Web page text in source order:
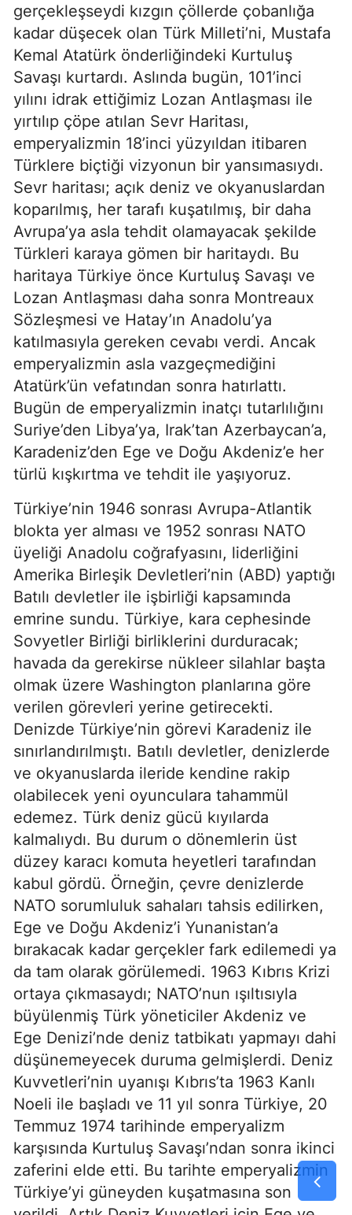
gerçekleşseydi kızgın çöllerde çobanlığa
kadar düşecek olan Türk Milleti’ni, Mustafa
Kemal Atatürk önderliğindeki Kurtuluş
Savaşı kurtardı. Aslında bugün, 101’inci
yılını idrak ettiğimiz Lozan Antlaşması ile
yırtılıp çöpe atılan Sevr Haritası,
emperyalizmin 18’inci yüzyıldan itibaren
Türklere biçtiği vizyonun bir yansımasıydı.
Sevr haritası; açık deniz ve okyanuslardan
koparılmış, her tarafı kuşatılmış, bir daha
Avrupa’ya asla tehdit olamayacak şekilde
Türkleri karaya gömen bir haritaydı. Bu
haritaya Türkiye önce Kurtuluş Savaşı ve
Lozan Antlaşması daha sonra Montreaux
Sözleşmesi ve Hatay’ın Anadolu’ya
katılmasıyla gereken cevabı verdi. Ancak
emperyalizmin asla vazgeçmediğini
Atatürk’ün vefatından sonra hatırlattı.
Bugün de emperyalizmin inatçı tutarlılığını
Suriye’den Libya’ya, Irak’tan Azerbaycan’a,
Karadeniz’den Ege ve Doğu Akdeniz’e her
türlü kışkırtma ve tehdit ile yaşıyoruz.
Türkiye’nin 1946 sonrası Avrupa-Atlantik
blokta yer alması ve 1952 sonrası NATO
üyeliği Anadolu coğrafyasını, liderliğini
Amerika Birleşik Devletleri’nin (ABD) yaptığı
Batılı devletler ile işbirliği kapsamında
emrine sundu. Türkiye, kara cephesinde
Sovyetler Birliği birliklerini durduracak;
havada da gerekirse nükleer silahlar başta
olmak üzere Washington planlarına göre
verilen görevleri yerine getirecekti.
Denizde Türkiye’nin görevi Karadeniz ile
sınırlandırılmıştı. Batılı devletler, denizlerde
ve okyanuslarda ileride kendine rakip
olabilecek yeni oyunculara tahammül
edemez. Türk deniz gücü kıyılarda
kalmalıydı. Bu durum o dönemlerin üst
düzey karacı komuta heyetleri tarafından
kabul gördü. Örneğin, çevre denizlerde
NATO sorumluluk sahaları tahsis edilirken,
Ege ve Doğu Akdeniz’i Yunanistan’a
bırakacak kadar gerçekler fark edilemedi ya
da tam olarak görülemedi. 1963 Kıbrıs Krizi
ortaya çıkmasaydı; NATO’nun ışıltısıyla
büyülenmiş Türk yöneticiler Akdeniz ve
Ege Denizi’nde deniz tatbikatı yapmayı dahi
düşünemeyecek duruma gelmişlerdi. Deniz
Kuvvetleri’nin uyanışı Kıbrıs’ta 1963 Kanlı
Noeli ile başladı ve 11 yıl sonra Türkiye, 20
Temmuz 1974 tarihinde emperyalizm
karşısında Kurtuluş Savaşı’ndan sonra ikinci
zaferini elde etti. Bu tarihte emperyalizmin
Türkiye’yi güneyden kuşatmasına son